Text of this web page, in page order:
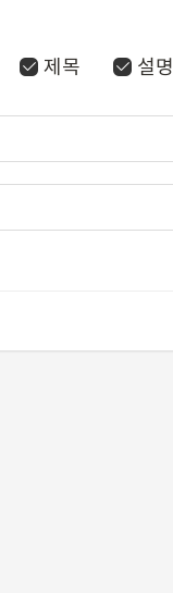
제목 설명